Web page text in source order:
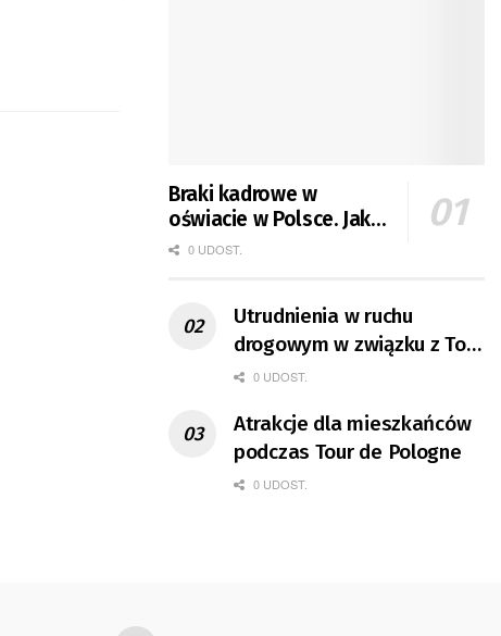
Braki kadrowe w
oświacie w Polsce. Jak
jest w Gorzowie?
0 UDOST.
Utrudnienia w ruchu
drogowym w związku z Tour
de Pologne
0 UDOST.
Atrakcje dla mieszkańców
podczas Tour de Pologne
0 UDOST.